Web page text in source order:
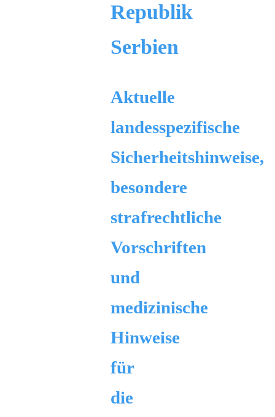
Republik
Serbien
Aktuelle
landesspezifische
Sicherheitshinweise,
besondere
strafrechtliche
Vorschriften
und
medizinische
Hinweise
für
die